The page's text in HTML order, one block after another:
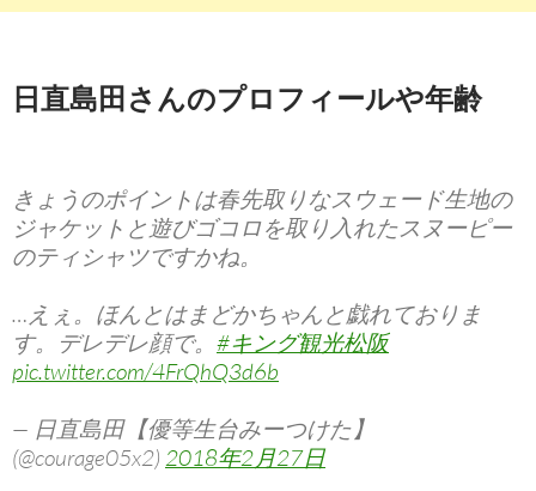
日直島田さんのプロフィールや年齢
きょうのポイントは春先取りなスウェード生地の
ジャケットと遊びゴコロを取り入れたスヌーピー
のティシャツですかね。
…えぇ。ほんとはまどかちゃんと戯れておりま
す。デレデレ顔で。 #キング観光松阪
pic.twitter.com/4FrQhQ3d6b
— 日直島田【優等生台みーつけた】
(@courage05x2) 2018年2月27日